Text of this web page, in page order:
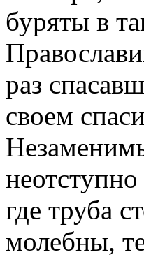
буряты в
раз
своем
где труба
молебны,